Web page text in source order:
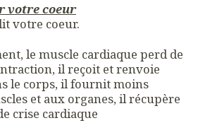
votre coeur
votre coeur.
le muscle cardiaque perd de
il reçoit et renvoie
le corps, il fournit moins
et aux organes, il récupère
crise cardiaque